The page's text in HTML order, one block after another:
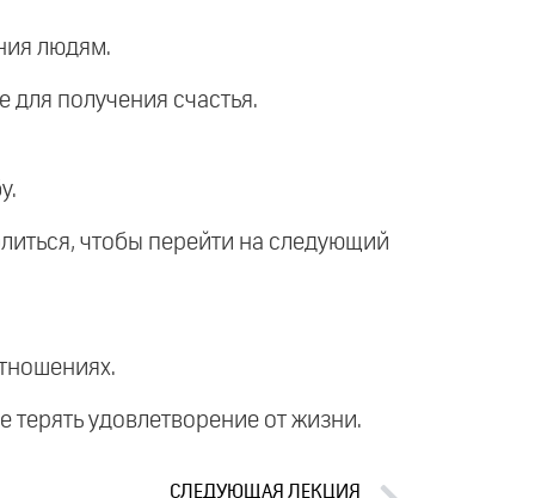
людям.
для получения счастья.
чтобы перейти на следующий
удовлетворение от жизни.
СЛЕДУЮЩАЯ ЛЕКЦИЯ